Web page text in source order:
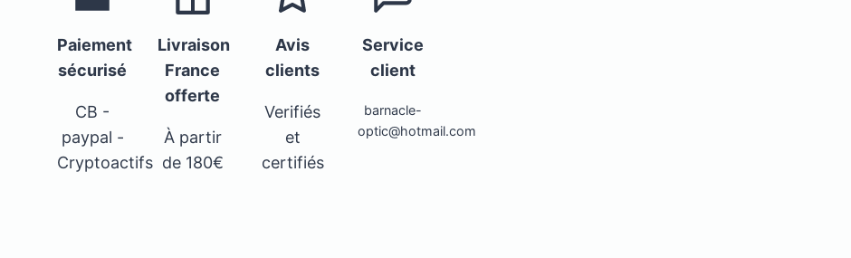
Paiement
sécurisé
CB -
paypal -
Cryptoactifs
Livraison
France
offerte
À partir
de 180€
Avis
clients
Verifiés
et
certifiés
Service
client
barnacle-
optic@hotmail.com